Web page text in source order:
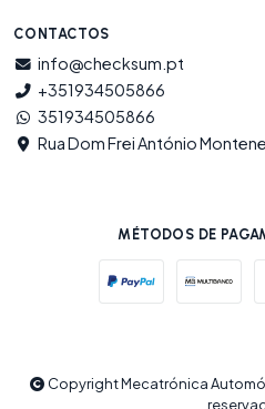
CONTACTOS
info@checksum.pt
+351934505866
351934505866
Rua Dom Frei António
MÉTODOS DE
Copyright Mecatrónica